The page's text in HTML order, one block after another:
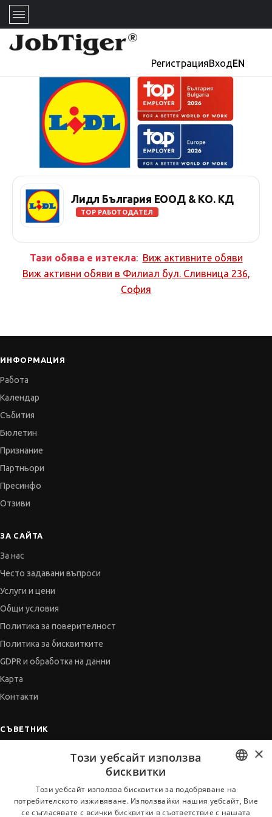
РегистрацияВходEN
Лидл България ЕООД & КО. КД
TOP РАБОТОДАТЕЛ
Тази обява е изтекла: Виж активните обяви
Виж активни обяви в Филиал бул. Сливница 236,
София
ИНФОРМАЦИЯ
Работа
Календар
Събития
Бюлетин
Признание
Партньори
Пресинфо
Отзиви
ЗА САЙТА
За нас
Често задавани въпроси
Услуги и цени
Общи условия
Политика за поверителност
Политика за бисквитките
GDPR и обработка на данни
Карта
Контакти
СЪВЕТНИК
Когато получим оферта
BULGARIAN
ENGLISH
×
Този уебсайт използва
бисквитки
Този уебсайт използва бисквитки за подобряване на
потребителското изживяване. Използвайки нашия уебсайт, Вие
се съгласявате с всички бисквитки в съответствие с нашата